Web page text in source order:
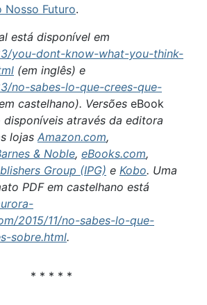
Nosso Futuro.
está disponível em
you-dont-know-what-you-think-
(em inglês) e
no-sabes-lo-que-crees-que-
castelhano). Versões eBook
disponíveis através da editora
lojas Amazon.com,
& Noble, eBooks.com,
Group (IPG) e Kobo. Uma
PDF em castelhano está
2015/11/no-sabes-lo-que-
sobre.html.
* * * * *